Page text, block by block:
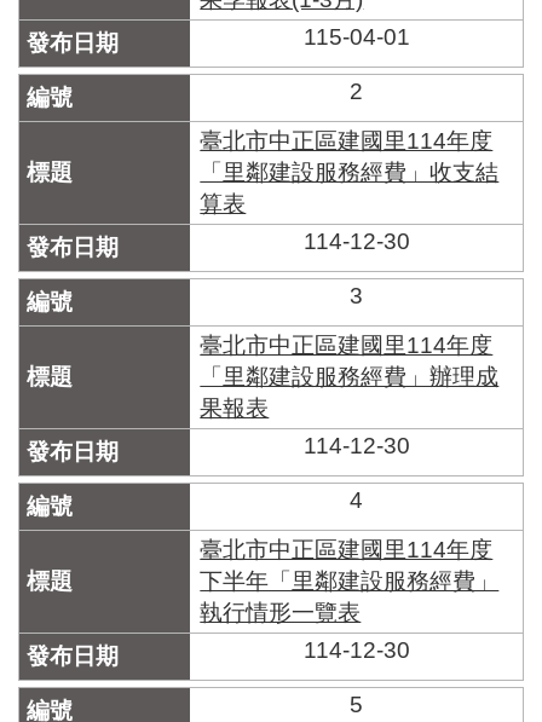
系
統
文
化
文
資
產
臺
北
區
界
說
臺
鄰
冊
115-04-01
2
臺北市中正區建國里114年度
「里鄰建設服務經費」收支結
算表
114-12-30
3
臺北市中正區建國里114年度
「里鄰建設服務經費」辦理成
果報表
114-12-30
4
臺北市中正區建國里114年度
下半年「里鄰建設服務經費」
執行情形一覽表
114-12-30
5